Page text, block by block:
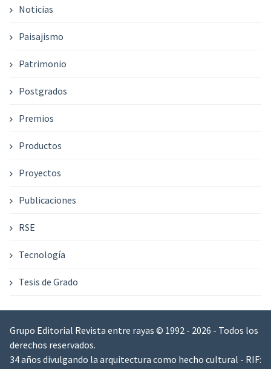
Noticias
Paisajismo
Patrimonio
Postgrados
Premios
Productos
Proyectos
Publicaciones
RSE
Tecnología
Tesis de Grado
Grupo Editorial Revista entre rayas © 1992 - 2026 - Todos los
derechos reservados.
34 años divulgando la arquitectura como hecho cultural - RIF: